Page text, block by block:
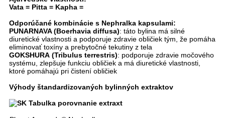
Vata = Pitta = Kapha =
Odporúčané kombinácie s Nephralka kapsulami:
PUNARNAVA (Boerhavia diffusa): táto bylina má silné
diuretické vlastnosti a podporuje zdravie obličiek tým, že pomáha
eliminovaťtoxíny a prebytočné tekutiny z tela
GOKSHURA (Tribulus terrestris): podporuje zdravie močového
systému, zlepšuje funkciu obličiek a má diuretické vlastnosti,
ktoré pomáhajú pri čistení obličiek
Výhody štandardizovaných bylinných extraktov